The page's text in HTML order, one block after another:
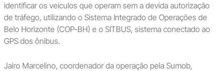
identificar os veículos que operam sem a devida autorização
de tráfego, utilizando o Sistema Integrado de Operações de
Belo Horizonte (COP-BH) e o SITBUS, sistema conectado ao
GPS dos ônibus.
Jairo Marcelino, coordenador da operação pela Sumob,